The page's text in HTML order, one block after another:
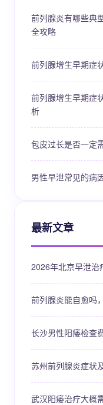
前列腺炎有哪些典
全攻略
前列腺增生早期症
前列腺增生早期症
析
包皮过长是否一定
男性早泄常见的病
最新文章
2026年北京早泄治
前列腺炎能自愈吗
长沙男性阳痿检查
苏州前列腺炎症状
武汉阳痿治疗大概